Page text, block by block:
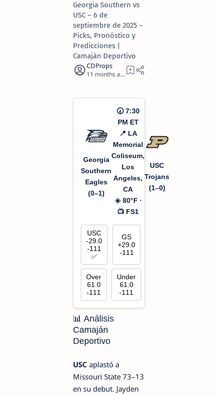
Georgia Southern vs
USC – 6 de
septiembre de 2025 –
Picks, Pronóstico y
Predicciones |
Camaján Deportivo
11 months ago 2
Georgia
Southern
Eagles
(0–1)
🕢 7:30
PM ET
📍 LA
Memorial
Coliseum,
Los
Angeles,
CA
☀️ 80°F ·
📺 FS1
USC
Trojans
(1–0)
USC
-29.0
-111
✅
GS
+29.0
-111
Over
61.0
-111
Under
61.0
-111
📊 Análisis
Camaján
Deportivo
USC aplastó a
Missouri State 73–13
en su debut. Jayden